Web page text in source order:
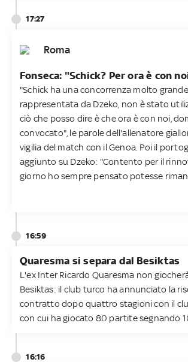
17:27
Roma
Fonseca: "Schick? Per ora è con
"Schick ha una concorrenza molto grande
rappresentata da Dzeko, non è stato
ciò che posso dire è che ora è con noi,
convocato", le parole dell'allenatore
vigilia del match con il Genoa. Poi il
aggiunto su Dzeko: "Contento per il
giorno ho sempre pensato potesse
16:59
Quaresma si separa dal Besiktas
L'ex Inter Ricardo Quaresma non
Besiktas: il club turco ha annunciato la
contratto dopo quattro stagioni con il
con cui ha giocato 80 partite segnando
16:16